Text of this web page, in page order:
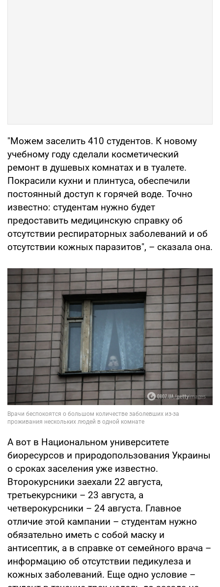
"Можем заселить 410 студентов. К новому
учебному году сделали косметический
ремонт в душевых комнатах и в туалете.
Покрасили кухни и плинтуса, обеспечили
постоянный доступ к горячей воде. Точно
известно: студентам нужно будет
предоставить медицинскую справку об
отсутствии респираторных заболеваний и об
отсутствии кожных паразитов", – сказала она.
А вот в Национальном университете
биоресурсов и природопользования Украины
о сроках заселения уже известно.
Второкурсники заехали 22 августа,
третьекурсники – 23 августа, а
четверокурсники – 24 августа. Главное
отличие этой кампании – студентам нужно
обязательно иметь с собой маску и
антисептик, а в справке от семейного врача –
информацию об отсутствии педикулеза и
кожных заболеваний. Еще одно условие –